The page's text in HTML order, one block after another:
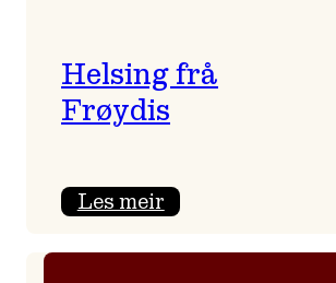
Helsing frå
Frøydis
Les meir:
frå